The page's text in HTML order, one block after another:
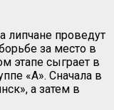
липчане проведут
за место в
этапе сыграет в
«А». Сначала в
а затем в